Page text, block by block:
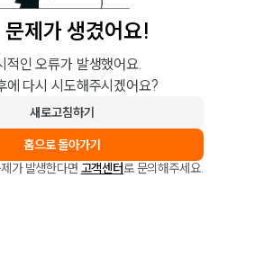
제가 생겼어요!
적인 오류가 발생했어요.
에 다시 시도해주시겠어요?
새로고침하기
홈으로 돌아가기
가 발생한다면 고객센터로 문의해주세요.